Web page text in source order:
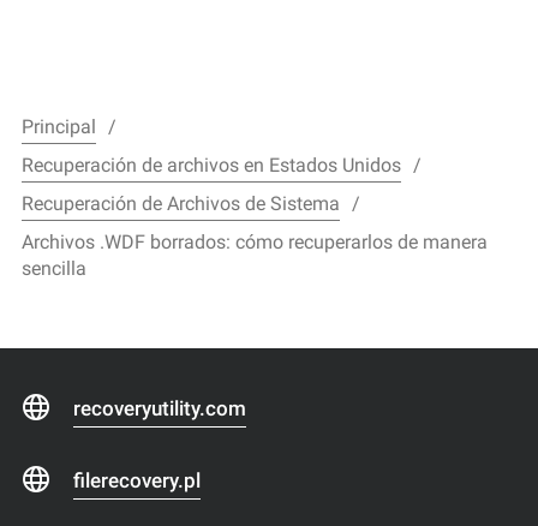
Principal
Recuperación de archivos en Estados Unidos
Recuperación de Archivos de Sistema
Archivos .WDF borrados: cómo recuperarlos de manera
sencilla
recoveryutility.com
filerecovery.pl